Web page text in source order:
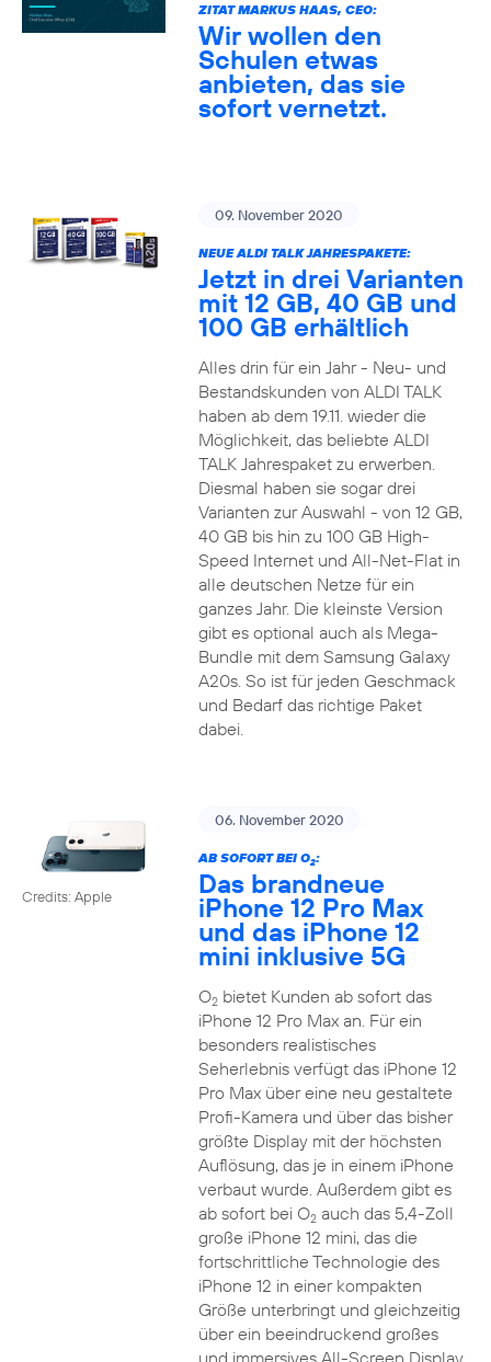
ZITAT MARKUS HAAS, CEO:
Wir wollen den
Schulen etwas
anbieten, das sie
sofort vernetzt.
09. November 2020
NEUE ALDI TALK JAHRESPAKETE:
Jetzt in drei Varianten
mit 12 GB, 40 GB und
100 GB erhältlich
Alles drin für ein Jahr - Neu- und
Bestandskunden von ALDI TALK
haben ab dem 19.11. wieder die
Möglichkeit, das beliebte ALDI
TALK Jahrespaket zu erwerben.
Diesmal haben sie sogar drei
Varianten zur Auswahl - von 12 GB,
40 GB bis hin zu 100 GB High-
Speed Internet und All-Net-Flat in
alle deutschen Netze für ein
ganzes Jahr. Die kleinste Version
gibt es optional auch als Mega-
Bundle mit dem Samsung Galaxy
A20s. So ist für jeden Geschmack
und Bedarf das richtige Paket
dabei.
Credits: Apple
06. November 2020
AB SOFORT BEI O2:
Das brandneue
iPhone 12 Pro Max
und das iPhone 12
mini inklusive 5G
O2bietet Kunden ab sofort das
iPhone 12 Pro Max an. Für ein
besonders realistisches
Seherlebnis verfügt das iPhone 12
Pro Max über eine neu gestaltete
Profi-Kamera und über das bisher
größte Display mit der höchsten
Auflösung, das je in einem iPhone
verbaut wurde. Außerdem gibt es
ab sofort bei O2auch das 5,4-Zoll
große iPhone 12 mini, das die
fortschrittliche Technologie des
iPhone 12 in einer kompakten
Größe unterbringt und gleichzeitig
über ein beeindruckend großes
und immersives All-Screen Display